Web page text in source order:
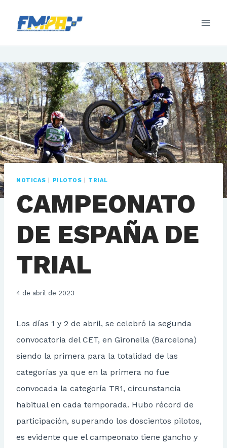
NOTICAS PILOTOS TRIAL
CAMPEONATO
DE ESPAÑA DE
TRIAL
4 de abril de 2023
Los días 1 y 2 de abril, se celebró la segunda
convocatoria del CET, en Gironella (Barcelona)
siendo la primera para la totalidad de las
categorías ya que en la primera no fue
convocada la categoría TR1, circunstancia
habitual en cada temporada. Hubo récord de
participación, superando los doscientos pilotos,
es evidente que el campeonato tiene gancho y